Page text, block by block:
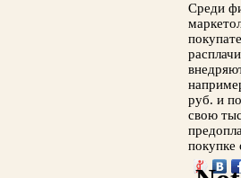
Среди
руб. и
свою
покупке